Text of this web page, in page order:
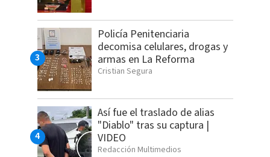
Policía Penitenciaria
decomisa celulares, drogas y
armas en La Reforma
Cristian Segura
Así fue el traslado de alias
"Diablo" tras su captura |
VIDEO
Redacción Multimedios